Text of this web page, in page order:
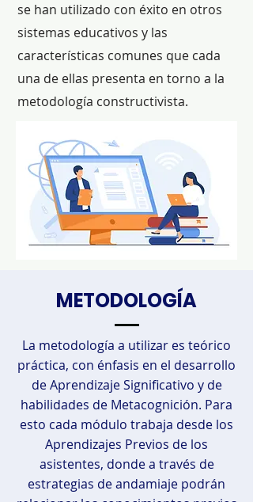
se han utilizado con éxito en otros
sistemas educativos y las
características comunes que cada
una de ellas presenta en torno a la
metodología constructivista.
METODOLOGÍA
La metodología a utilizar es teórico
práctica, con énfasis en el desarrollo
de Aprendizaje Significativo y de
habilidades de Metacognición. Para
esto cada módulo trabaja desde los
Aprendizajes Previos de los
asistentes, donde a través de
estrategias de andamiaje podrán